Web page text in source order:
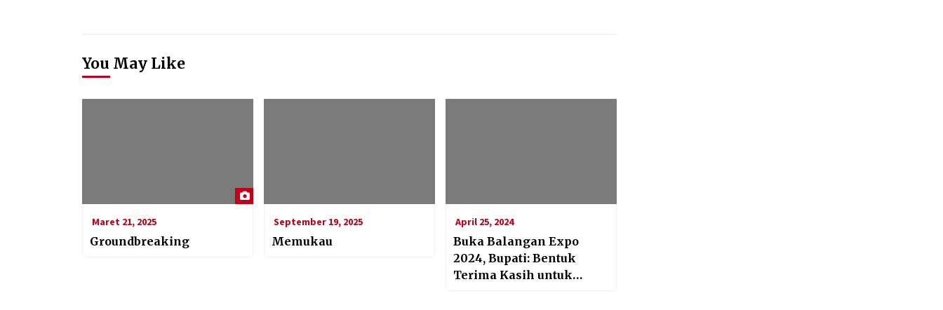
You May Like
Maret 21, 2025
Groundbreaking
September 19, 2025
Memukau
April 25, 2024
Buka Balangan Expo
2024, Bupati: Bentuk
Terima Kasih untuk